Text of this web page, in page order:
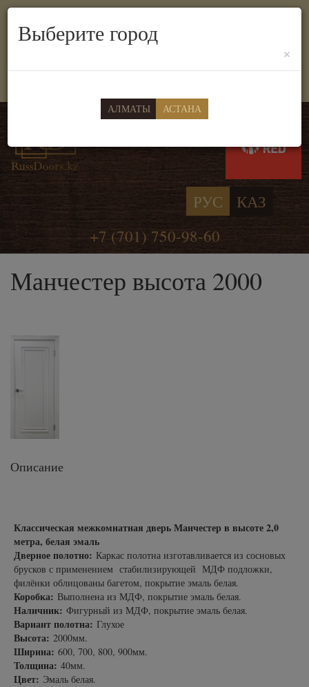
МЕТАЛЛИЧЕСКИЕ ДВЕРИ
АЛМАТЫ АСТАНА
РУС
КАЗ
+7 (701) 750-98-60
Манчестер высота 2000
Описание
Классическая межкомнатная дверь Манчестер в высоте 2,0
метра, белая эмаль
Дверное полотно: Каркас полотна изготавливается из сосновых
брусков с применением стабилизирующей МДФ подложки,
филёнки облицованы багетом, покрытие эмаль белая.
Коробка: Выполнена из МДФ, покрытие эмаль белая.
Наличник: Фигурный из МДФ, покрытие эмаль белая.
Вариант полотна: Глухое
Высота: 2000мм.
Ширина: 600, 700, 800, 900мм.
Толщина: 40мм.
Цвет: Эмаль белая.
Выберите город
×
АЛМАТЫ АСТАНА